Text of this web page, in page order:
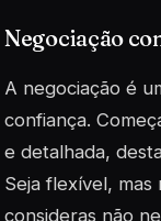
Negociação
A negociação é
confiança.
e detalhada,
Seja flexível,
consideras não